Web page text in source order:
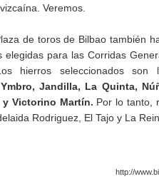
Veremos.
de toros de Bilbao también
para las Corridas
hierros seleccionados son
Jandilla, La Quinta,
Victorino Martín. Por lo tanto,
Rodriguez, El Tajo y La
http://